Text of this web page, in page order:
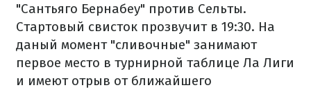
"Сантьяго Бернабеу" против Сельты.
Стартовый свисток прозвучит в 19:30. На
даный момент "сливочные" занимают
первое место в турнирной таблице Ла Лиги
и имеют отрыв от ближайшего